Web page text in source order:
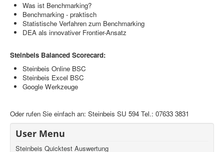
Was ist Benchmarking?
Benchmarking - praktisch
Statistische Verfahren zum Benchmarking
DEA als innovativer Frontier-Ansatz
Steinbeis Balanced Scorecard:
Steinbeis Online BSC
Steinbeis Excel BSC
Google Werkzeuge
Oder rufen Sie einfach an: Steinbeis SU 594 Tel.: 07633 3831
User Menu
Steinbeis Quicktest Auswertung